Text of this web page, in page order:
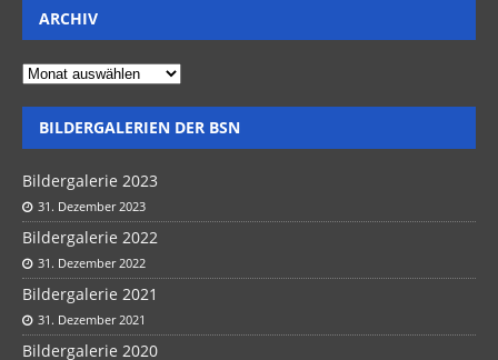
ARCHIV
BILDERGALERIEN DER BSN
Bildergalerie 2023
31. Dezember 2023
Bildergalerie 2022
31. Dezember 2022
Bildergalerie 2021
31. Dezember 2021
Bildergalerie 2020